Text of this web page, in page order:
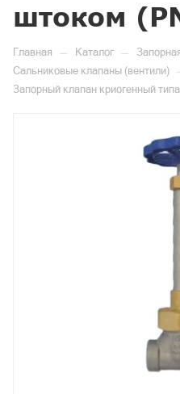
штоком
Главная — Каталог —
Сальниковые клапаны (вентили)
Запорный клапан криогенный